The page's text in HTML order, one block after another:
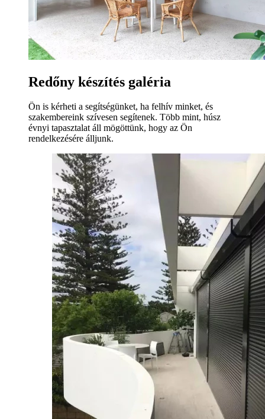
Redőny készítés galéria
Ön is kérheti a segítségünket, ha felhív minket, és
szakembereink szívesen segítenek. Több mint, húsz
évnyi tapasztalat áll mögöttünk, hogy az Ön
rendelkezésére álljunk.